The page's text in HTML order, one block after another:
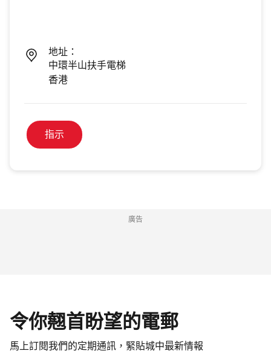
地址：
中環半山扶手電梯
香港
指示
廣告
令你翹首盼望的電郵
馬上訂閱我們的定期通訊，緊貼城中最新情報